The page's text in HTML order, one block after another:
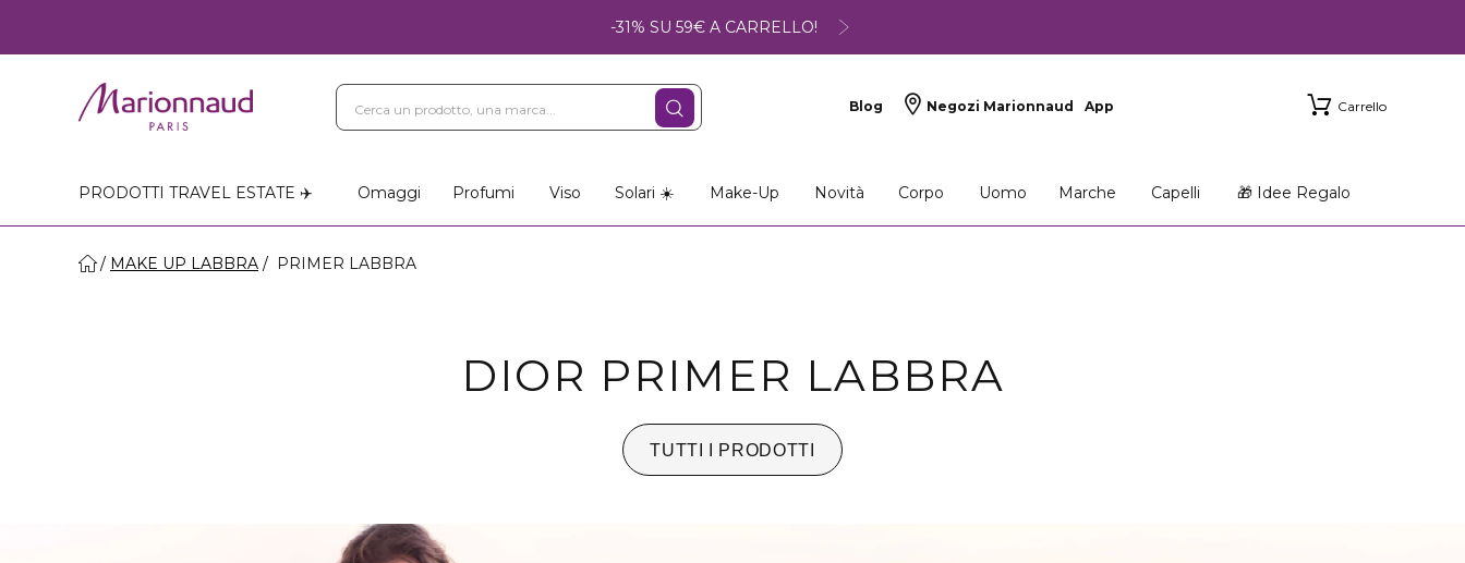
-31% SU 59€ A CARRELLO!
Blog Negozi Marionnaud App Carrello
PRODOTTI TRAVEL ESTATE ✈️ Omaggi Profumi Viso Solari ☀️ Make-Up Novità Corpo Uomo Marche Capelli 🎁 Idee Regalo
MAKE UP LABBRA PRIMER LABBRA
DIOR PRIMER LABBRA
TUTTI I PRODOTTI